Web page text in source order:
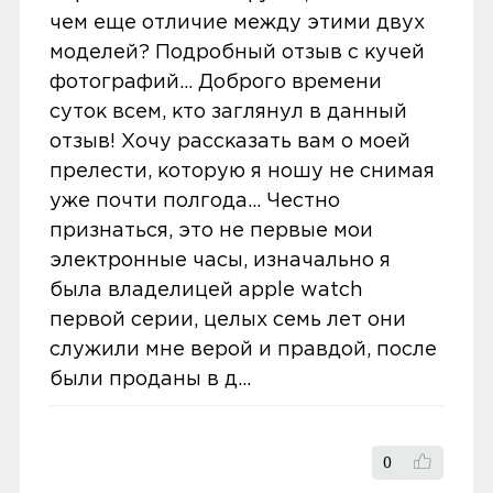
0
titivaa333
21 марта 2025, 21:19
Отличное устройство Фитнес-
браслет Xiaomi Mi Smart Band 6 NFC
— отличное устройство за свои
деньги. Большой яркий экран,
удобный NFC для оплаты,
отслеживание пульса, сна и
дней, дизайн стильный и легкий.
Иногда точность измерений немного
и Сургуте.
Доставка бесплатная, если вы покупаете
товары дороже 3 000 рублей или в заказ
включен комплект подключения SIM-
карты. Если сумма заказа менее 3000
рублей, то стоимость доставки 300
рублей.
Заказы привозятся только на
существующие и точные адреса.
Курьер привозит заказ — вы проверяете
товар на внешние дефекты. Время на
проходит предпродажную проверку. Мы
чем еще отличие между этими двух
моделей? Подробный отзыв с кучей
фотографий... Доброго времени
суток всем, кто заглянул в данный
отзыв! Хочу рассказать вам о моей
прелести, которую я ношу не снимая
уже почти полгода... Честно
признаться, это не первые мои
электронные часы, изначально я
была владелицей apple watch
первой серии, целых семь лет они
служили мне верой и правдой, после
были проданы в д...
0